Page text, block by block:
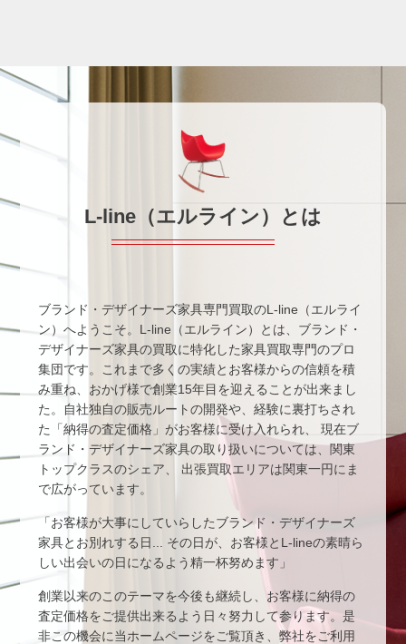
L-line（エルライン）とは
ブランド・デザイナーズ家具専門買取のL-line（エルライ
ン）へようこそ。L-line（エルライン）とは、ブランド・
デザイナーズ家具の買取に特化した家具買取専門のプロ
集団です。これまで多くの実績とお客様からの信頼を積
み重ね、おかげ様で創業15年目を迎えることが出来まし
た。自社独自の販売ルートの開発や、経験に裏打ちされ
た「納得の査定価格」がお客様に受け入れられ、 現在ブ
ランド・デザイナーズ家具の取り扱いについては、関東
トップクラスのシェア、 出張買取エリアは関東一円にま
で広がっています。
「お客様が大事にしていらしたブランド・デザイナーズ
家具とお別れする日... その日が、お客様とL-lineの素晴ら
しい出会いの日になるよう精一杯努めます」
創業以来のこのテーマを今後も継続し、お客様に納得の
査定価格をご提供出来るよう日々努力して参ります。是
非この機会に当ホームページをご覧頂き、弊社をご利用